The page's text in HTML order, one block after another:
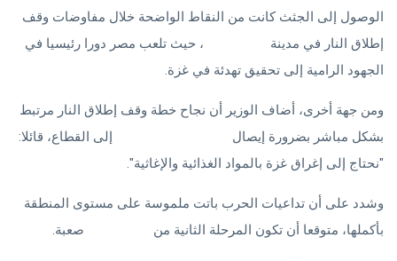
الوصول إلى الجثث كانت من النقاط الواضحة خلال مفاوضات وقف
إطلاق النار في مدينة
، حيث تلعب مصر دورا رئيسيا في
الجهود الرامية إلى تحقيق تهدئة في غزة.
ومن جهة أخرى، أضاف الوزير أن نجاح خطة وقف إطلاق النار مرتبط
بشكل مباشر بضرورة إيصال
إلى القطاع، قائلا:
"نحتاج إلى إغراق غزة بالمواد الغذائية والإغاثية".
وشدد على أن تداعيات الحرب باتت ملموسة على مستوى المنطقة
بأكملها، متوقعا أن تكون المرحلة الثانية من
صعبة.